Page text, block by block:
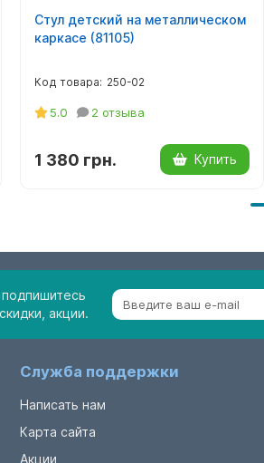
Стул детский на металлическом
каркасе (81105)
250-02
5.0 2 отзыва
1 380 грн. Купить
акции.
Служба поддержки
Написать нам
Карта сайта
Акции